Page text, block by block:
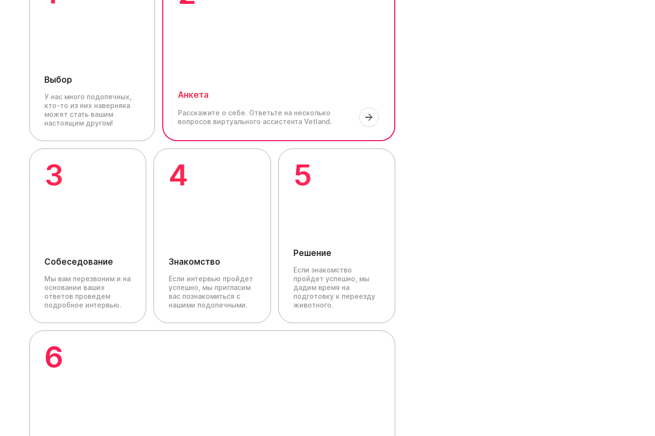
Выбор
У нас много подопечных,
кто-то из них наверняка
может стать вашим
настоящим другом!
Анкета
Расскажите о себе. Ответьте на несколько
вопросов виртуального ассистента Vetland.
3
Собеседование
Мы вам перезвоним и на
основании ваших
ответов проведем
подробное интервью.
4
Знакомство
Если интервью пройдет
успешно, мы пригласим
вас познакомиться с
нашими подопечными.
5
Решение
Если знакомство
пройдет успешно, мы
дадим время на
подготовку к переезду
животного.
6